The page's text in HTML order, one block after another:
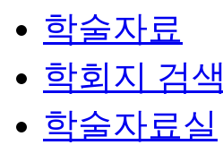
학술자료
학회지 검색
학술자료실